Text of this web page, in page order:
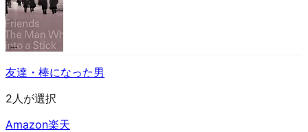
友達・棒になった男
2人が選択
Amazon楽天